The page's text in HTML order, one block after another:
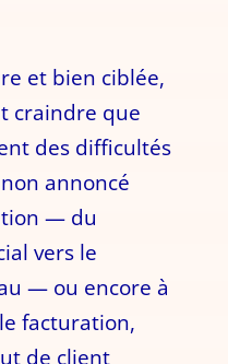
et bien ciblée,
craindre que
des difficultés
annoncé
— du
vers le
— ou encore à
facturation,
de client